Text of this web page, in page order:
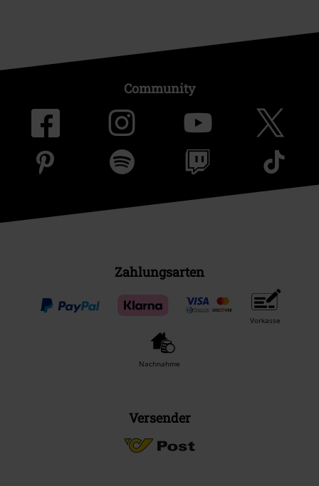
Community
Zahlungsarten
Vorkasse
Nachnahme
Versender